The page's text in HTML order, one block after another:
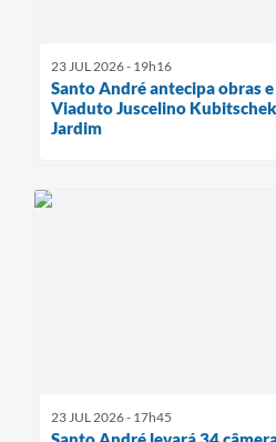
23 JUL 2026 - 19h16
Santo André antecipa obras
Viaduto Juscelino
Jardim
23 JUL 2026 - 17h45